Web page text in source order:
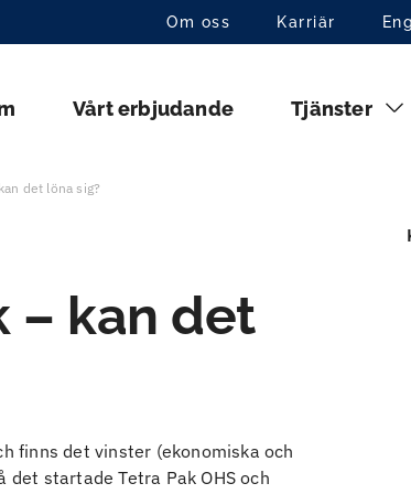
Om oss Karriär
Vårt erbjudande Tjänster
det löna sig?
– kan det
finns det vinster (ekonomiska och
startade Tetra Pak OHS och